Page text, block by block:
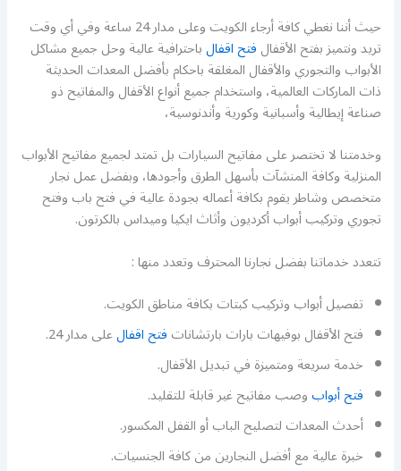
حيث أننا نغطي كافة أرجاء الكويت وعلى مدار 24 ساعة وفي أي وقت
تريد ونتميز بفتح الأقفالفتح اقفالباحترافية عالية وحل جميع مشاكل
الأبواب والتجوري والأقفال المغلقة باحكام بأفضل المعدات الحديثة
ذات الماركات العالمية، واستخدام جميع أنواع الأقفال والمفاتيح ذو
صناعة إيطالية وأسبانية وكورية وأندنوسية،
وخدمتنا لا تختصر على مفاتيح السيارات بل تمتد لجميع مفاتيح الأبواب
المنزلية وكافة المنشآت بأسهل الطرق وأجودها، وبفضل عمل نجار
متخصص وشاطر يقوم بكافة أعماله بجودة عالية في فتح باب وفتح
تجوري وتركيب أبواب أكرديون وأثاث ايكيا وميداس بالكرتون.
تتعدد خدماتنا بفضل نجارنا المحترف وتعدد منها :
تفصيل أبواب وتركيب كبتات بكافة مناطق الكويت.
فتح الأقفال بوفيهات بارات بارتشاناتفتح اقفالعلى مدار 24.
خدمة سريعة ومتميزة في تبديل الأقفال.
فتح أبوابوصب مفاتيح غير قابلة للتقليد.
أحدث المعدات لتصليح الباب أو القفل المكسور.
خبرة عالية مع أفضل النجارين من كافة الجنسيات.